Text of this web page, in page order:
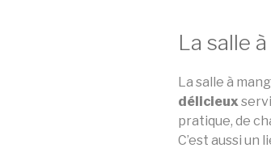
La salle
La salle à
délicieux
pratique, de
C’est aussi un